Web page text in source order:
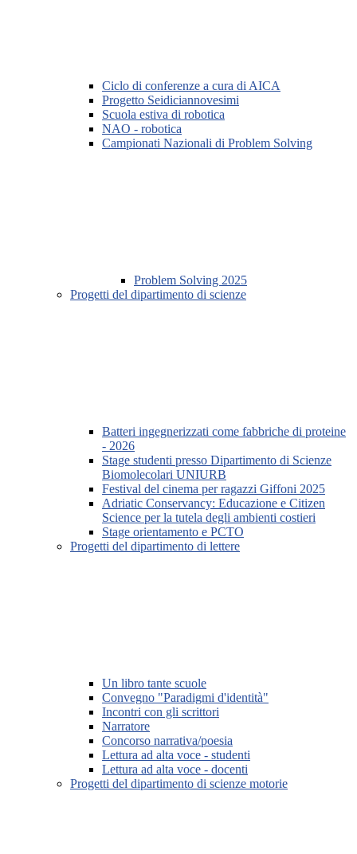
Ciclo di conferenze a cura di AICA
Progetto Seidiciannovesimi
Scuola estiva di robotica
NAO - robotica
Campionati Nazionali di Problem Solving
Problem Solving 2025
Progetti del dipartimento di scienze
Batteri ingegnerizzati come fabbriche di proteine
- 2026
Stage studenti presso Dipartimento di Scienze
Biomolecolari UNIURB
Festival del cinema per ragazzi Giffoni 2025
Adriatic Conservancy: Educazione e Citizen
Science per la tutela degli ambienti costieri
Stage orientamento e PCTO
Progetti del dipartimento di lettere
Un libro tante scuole
Convegno "Paradigmi d'identità"
Incontri con gli scrittori
Narratore
Concorso narrativa/poesia
Lettura ad alta voce - studenti
Lettura ad alta voce - docenti
Progetti del dipartimento di scienze motorie